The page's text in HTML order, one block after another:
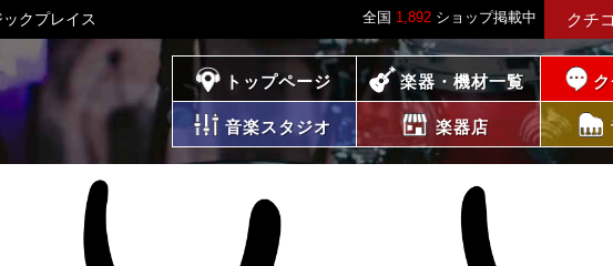
全国 1,892 ショップ掲載中 クチ
クプレイス
ミュージックプレイス トップページ 楽器・機材一覧
音楽スタジオ 楽器店